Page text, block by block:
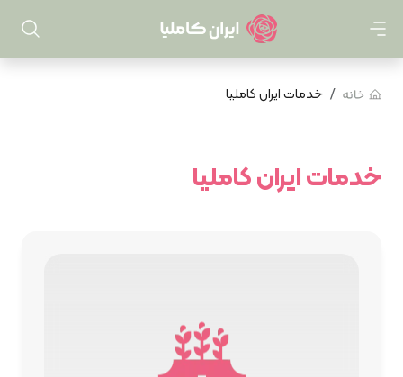
خدمات ایران کاملیا
خدمات ایران کاملیا